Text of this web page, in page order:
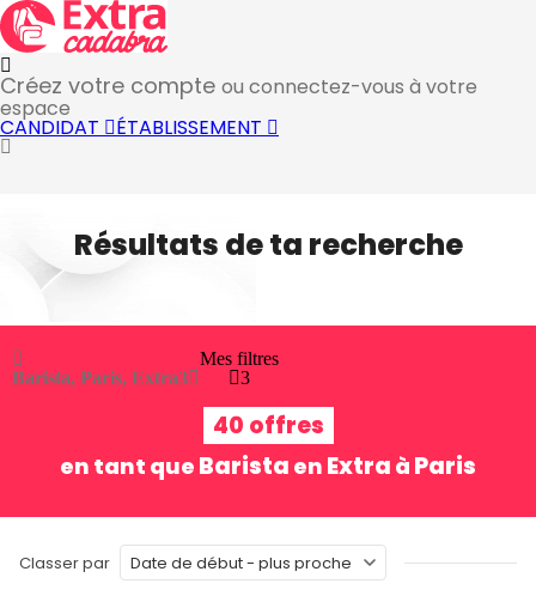
Créez votre compte ou connectez-vous à votre
espace
CANDIDAT ÉTABLISSEMENT
Résultats de ta recherche
Barista, Paris, Extra3
Mes filtres
3
40 offres
en tant que Barista en Extra à Paris
Classer par